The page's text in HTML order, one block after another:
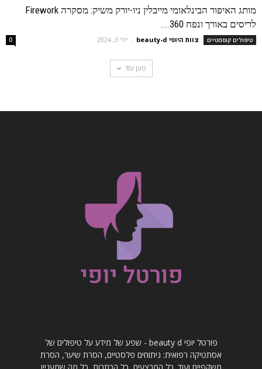
מותג האיפור הבינלאומי מייבלין ניו-יורק משיק: מסקרה Firework
לריסים באורך ונפח 360...
טיפולים קוסמטיים צוות היופי beauty-d - יולי 3, 2024 0
טען עוד
פורטל יופי beauty d - שפע של מידע על טיפולים של
אסתטיקה רפואית: ניתוחים פלסטיים, הסרת שיער, הסרת